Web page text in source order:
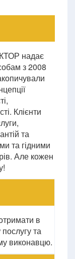
надає
з 2008
Клієнти
та
та гідними
Але кожен
в
та
виконавцю.